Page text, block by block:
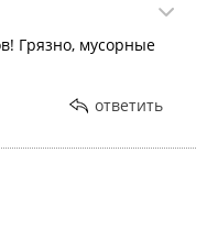
Грязно, мусорные
ответить